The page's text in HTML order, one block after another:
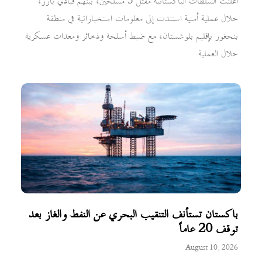
خلال عملية أمنية استندت إلى معلومات استخباراتية في منطقة
بنجغور بإقليم بلوشستان، مع ضبط أسلحة وذخائر ومعدات عسكرية
خلال العملية
باكستان تستأنف التنقيب البحري عن النفط والغاز بعد
توقف 20 عاماً
August 10, 2026